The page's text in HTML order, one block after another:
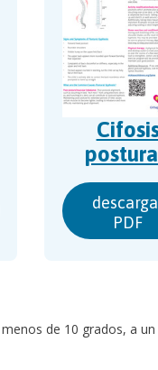
PDF
de 10 grados, a